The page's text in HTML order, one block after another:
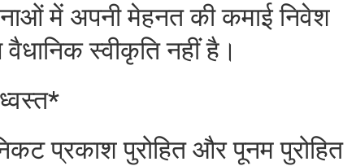
में अपनी मेहनत की कमाई निवेश
स्वीकृति नहीं है।
प्रकाश पुरोहित और पूनम पुरोहित